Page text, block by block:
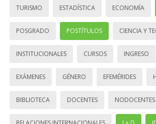
TURISMO ESTADÍSTICA ECONOMÍA
POSGRADO POSTÍTULOS CIENCIA Y
INSTITUCIONALES CURSOS INGRESO
EXÁMENES GÉNERO EFEMÉRIDES
BIBLIOTECA DOCENTES NODOCENTES